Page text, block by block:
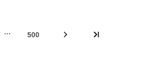
… 500